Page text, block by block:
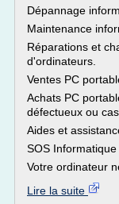
Dépannage
Maintenance
Réparations et
d'ordinateurs.
Ventes PC
Achats PC
défectueux ou
Aides et
SOS
Votre ordinateur
Lire la suite